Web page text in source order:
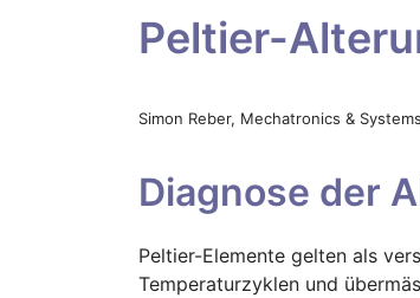
Peltier-
Simon Reber, Mechatronics &
Diagnose der
Peltier-Elemente gelten als
Temperaturzyklen und